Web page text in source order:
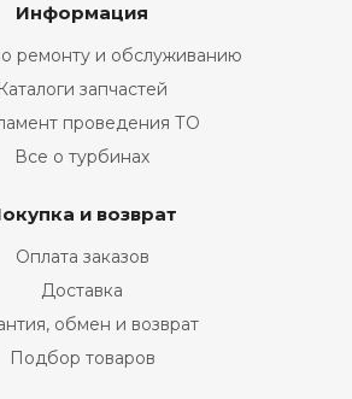
Информация
ремонту и обслуживанию
Каталоги запчастей
проведения ТО
Все о турбинах
и возврат
Оплата заказов
Доставка
обмен и возврат
Подбор товаров